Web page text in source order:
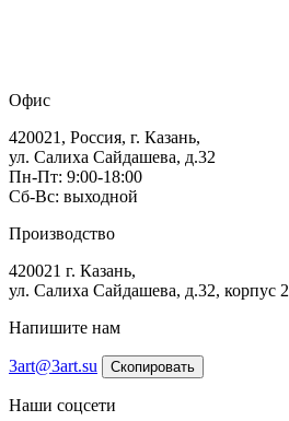
Офис
420021, Россия, г. Казань,
ул. Салиха Сайдашева, д.32
Пн-Пт: 9:00-18:00
Сб-Вс: выходной
Производство
420021 г. Казань,
ул. Салиха Сайдашева, д.32, корпус 2
Напишите нам
3art@3art.su Скопировать
Наши соцсети